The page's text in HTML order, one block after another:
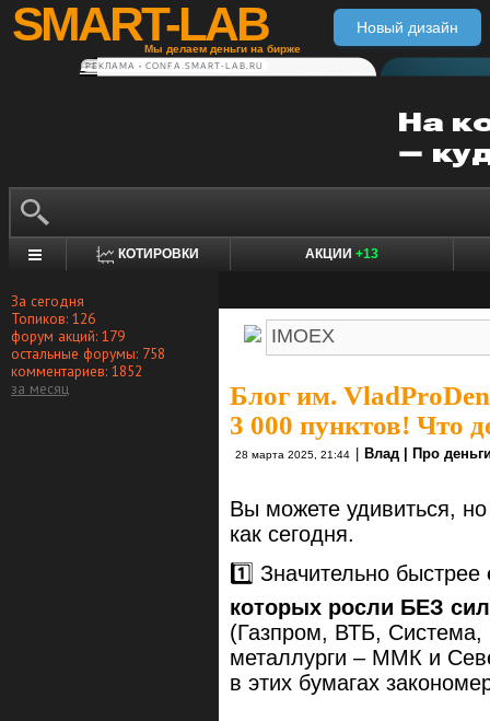
SMART-LAB
Мы делаем деньги на бирже
Новый дизайн
РЕКЛАМА • CONFA.SMART-LAB.RU
КОТИРОВКИ АКЦИИ +13
За сегодня
Топиков: 126
форум акций: 179
остальные форумы: 758
комментариев: 1852
за месяц
Блог им.
3 000 пунктов! Что
28 марта 2025, 21:44 Влад | Про
Вы можете удивиться,
как сегодня.
1️⃣ Значительно быстрее
которых росли БЕЗ
(Газпром, ВТБ,
металлурги – ММК и
в этих бумагах